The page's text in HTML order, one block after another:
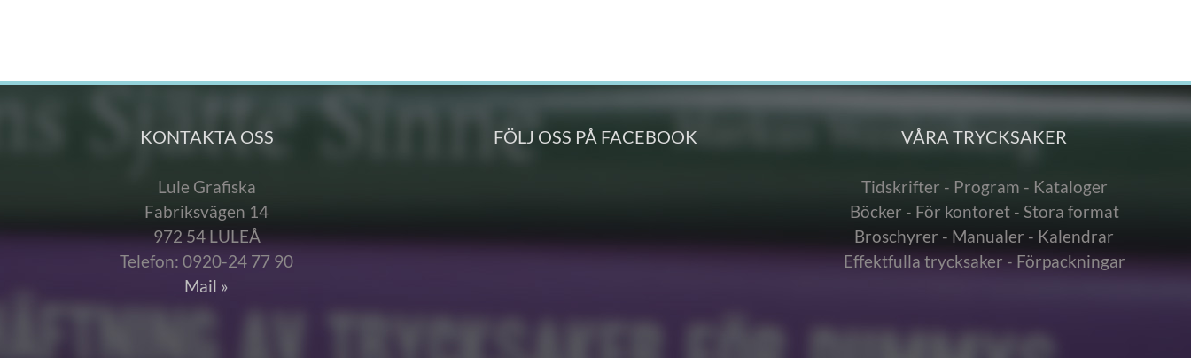
KONTAKTA OSS
Lule Grafiska
Fabriksvägen 14
972 54 LULEÅ
Telefon: 0920-24 77 90
Mail »
FÖLJ OSS PÅ FACEBOOK VÅRA TRYCKSAKER
Tidskrifter - Program - Kataloger
Böcker - För kontoret - Stora format
Broschyrer - Manualer - Kalendrar
Effektfulla trycksaker - Förpackningar